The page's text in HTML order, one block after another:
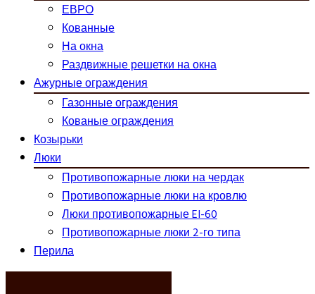
ЕВРО
Кованные
На окна
Раздвижные решетки на окна
Ажурные ограждения
Газонные ограждения
Кованые ограждения
Козырьки
Люки
Противопожарные люки на чердак
Противопожарные люки на кровлю
Люки противопожарные EI-60
Противопожарные люки 2-го типа
Перила